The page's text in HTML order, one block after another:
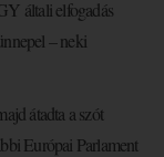
általi elfogadás
– neki
átadta a szót
Európai Parlament